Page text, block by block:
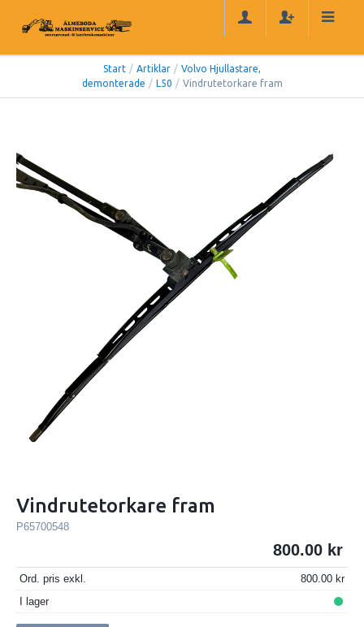
Start / Artiklar / Volvo Hjullastare,
demonterade / L50 / Vindrutetorkare fram
Vindrutetorkare fram
P65700548
800.00
Ord. pris exkl.
800.00
I lager